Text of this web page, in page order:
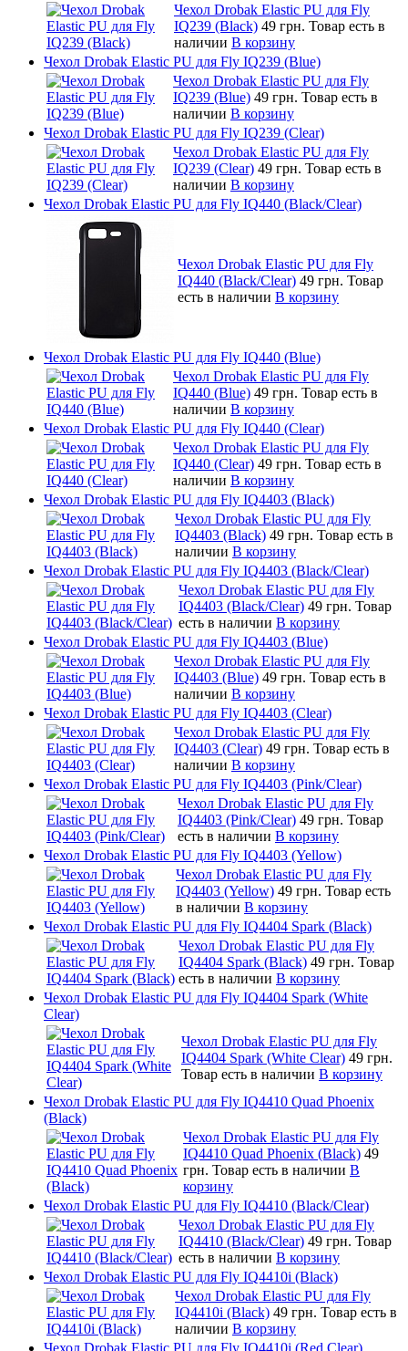
Чехол Drobak Elastic PU для Fly
IQ239 (Black) 49 грн. Товар есть в
наличии В корзину
Чехол Drobak Elastic PU для Fly IQ239 (Blue)
Чехол Drobak Elastic PU для Fly
IQ239 (Blue) 49 грн. Товар есть в
наличии В корзину
Чехол Drobak Elastic PU для Fly IQ239 (Clear)
Чехол Drobak Elastic PU для Fly
IQ239 (Clear) 49 грн. Товар есть в
наличии В корзину
Чехол Drobak Elastic PU для Fly IQ440 (Black/Clear)
Чехол Drobak Elastic PU для Fly
IQ440 (Black/Clear) 49 грн. Товар
есть в наличии В корзину
Чехол Drobak Elastic PU для Fly IQ440 (Blue)
Чехол Drobak Elastic PU для Fly
IQ440 (Blue) 49 грн. Товар есть в
наличии В корзину
Чехол Drobak Elastic PU для Fly IQ440 (Clear)
Чехол Drobak Elastic PU для Fly
IQ440 (Clear) 49 грн. Товар есть в
наличии В корзину
Чехол Drobak Elastic PU для Fly IQ4403 (Black)
Чехол Drobak Elastic PU для Fly
IQ4403 (Black) 49 грн. Товар есть в
наличии В корзину
Чехол Drobak Elastic PU для Fly IQ4403 (Black/Clear)
Чехол Drobak Elastic PU для Fly
IQ4403 (Black/Clear) 49 грн. Товар
есть в наличии В корзину
Чехол Drobak Elastic PU для Fly IQ4403 (Blue)
Чехол Drobak Elastic PU для Fly
IQ4403 (Blue) 49 грн. Товар есть в
наличии В корзину
Чехол Drobak Elastic PU для Fly IQ4403 (Clear)
Чехол Drobak Elastic PU для Fly
IQ4403 (Clear) 49 грн. Товар есть в
наличии В корзину
Чехол Drobak Elastic PU для Fly IQ4403 (Pink/Clear)
Чехол Drobak Elastic PU для Fly
IQ4403 (Pink/Clear) 49 грн. Товар
есть в наличии В корзину
Чехол Drobak Elastic PU для Fly IQ4403 (Yellow)
Чехол Drobak Elastic PU для Fly
IQ4403 (Yellow) 49 грн. Товар есть
в наличии В корзину
Чехол Drobak Elastic PU для Fly IQ4404 Spark (Black)
Чехол Drobak Elastic PU для Fly
IQ4404 Spark (Black) 49 грн. Товар
есть в наличии В корзину
Чехол Drobak Elastic PU для Fly IQ4404 Spark (White
Clear)
Чехол Drobak Elastic PU для Fly
IQ4404 Spark (White Clear) 49 грн.
Товар есть в наличии В корзину
Чехол Drobak Elastic PU для Fly IQ4410 Quad Phoenix
(Black)
Чехол Drobak Elastic PU для Fly
IQ4410 Quad Phoenix (Black) 49
грн. Товар есть в наличии В
корзину
Чехол Drobak Elastic PU для Fly IQ4410 (Black/Clear)
Чехол Drobak Elastic PU для Fly
IQ4410 (Black/Clear) 49 грн. Товар
есть в наличии В корзину
Чехол Drobak Elastic PU для Fly IQ4410i (Black)
Чехол Drobak Elastic PU для Fly
IQ4410i (Black) 49 грн. Товар есть в
наличии В корзину
Чехол Drobak Elastic PU для Fly IQ4410i (Red Clear)